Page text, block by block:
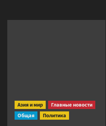
Азия и мир
Главные новости
Общая
Политика